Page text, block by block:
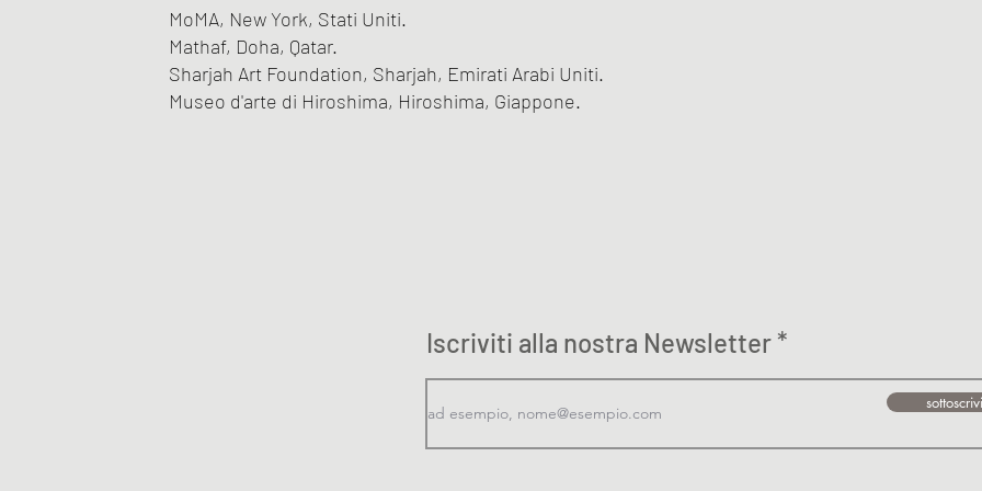
MoMA, New York, Stati Uniti.
Mathaf, Doha, Qatar.
Sharjah Art Foundation, Sharjah, Emirati Arabi Uniti.
Museo d'arte di Hiroshima, Hiroshima, Giappone.
Iscriviti alla nostra Newsletter
sottoscrivi